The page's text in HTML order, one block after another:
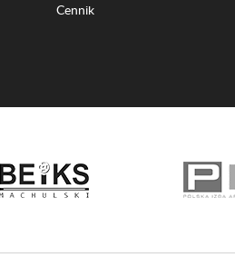
Cennik